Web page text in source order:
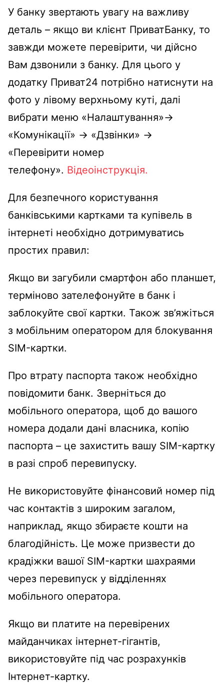
У банку звертають увагу на важливу
деталь – якщо ви клієнт ПриватБанку, то
завжди можете перевірити, чи дійсно
Вам дзвонили з банку. Для цього у
додатку Приват24 потрібно натиснути на
фото у лівому верхньому куті, далі
вибрати меню «Налаштування»→
«Комунікації» → «Дзвінки» →
«Перевірити номер
телефону». Відеоінструкція.
Для безпечного користування
банківськими картками та купівель в
інтернеті необхідно дотримуватись
простих правил:
Якщо ви загубили смартфон або планшет,
терміново зателефонуйте в банк і
заблокуйте свої картки. Також зв’яжіться
з мобільним оператором для блокування
SIM-картки.
Про втрату паспорта також необхідно
повідомити банк. Зверніться до
мобільного оператора, щоб до вашого
номера додали дані власника, копію
паспорта – це захистить вашу SIM-картку
в разі спроб перевипуску.
Не використовуйте фінансовий номер під
час контактів з широким загалом,
наприклад, якщо збираєте кошти на
благодійність. Це може призвести до
крадіжки вашої SIM-картки шахраями
через перевипуск у відділеннях
мобільного оператора.
Якщо ви платите на перевірених
майданчиках інтернет-гігантів,
використовуйте під час розрахунків
Інтернет-картку.